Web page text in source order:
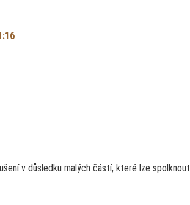
v důsledku malých částí, které lze spolknout